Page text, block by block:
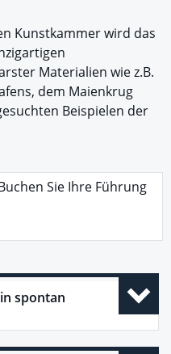
Kunstkammer wird das
Materialien wie z.B.
dem Maienkrug
Beispielen der
Sie Ihre Führung
spontan